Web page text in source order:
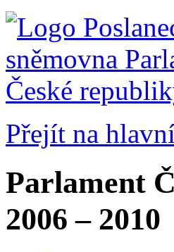
Přejít na
Parlament
2006 – 2010